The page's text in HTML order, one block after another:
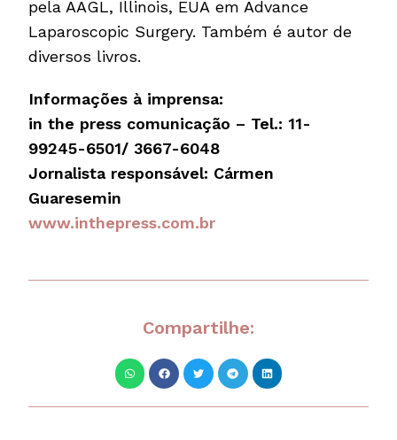
pela AAGL, Illinois, EUA em Advance
Laparoscopic Surgery. Também é autor de
diversos livros.
Informações à imprensa:
in the press comunicação – Tel.: 11-
99245-6501/ 3667-6048
Jornalista responsável: Cármen
Guaresemin
www.inthepress.com.br
Compartilhe: